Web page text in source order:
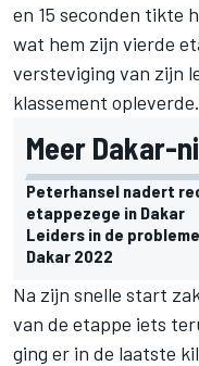
en 15 seconden tikte
wat hem zijn vierde
versteviging van zijn
klassement opleverde.
Meer Dakar-
Peterhansel nadert
etappezege in Dakar
Leiders in de
Dakar 2022
Na zijn snelle start
van de etappe iets
ging er in de laatste